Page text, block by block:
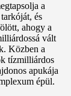
a
és
ahogy a
vált
Közben a
tízmilliárdos
apukája
épül.